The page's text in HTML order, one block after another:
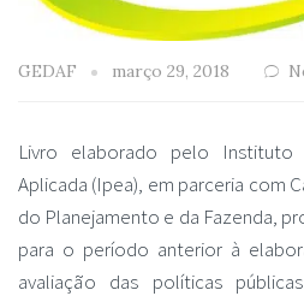
GEDAF março 29, 2018
Livro elaborado pelo Instituto
Aplicada (Ipea), em parceria com
do Planejamento e da Fazenda,
para o período anterior à
avaliação das políticas